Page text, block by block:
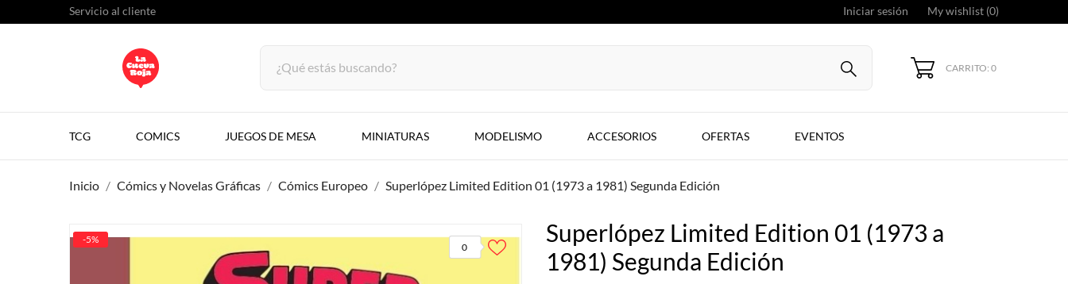
Servicio al cliente Iniciar sesión My wishlist (0)
CARRITO: 0
TCG COMICS JUEGOS DE MESA MINIATURAS MODELISMO ACCESORIOS OFERTAS EVENTOS
Inicio Cómics y Novelas Gráficas Cómics Europeo Superlópez Limited Edition 01 (1973 a 1981) Segunda Edición
0
-5%
Superlópez Limited Edition 01 (1973 a
1981) Segunda Edición